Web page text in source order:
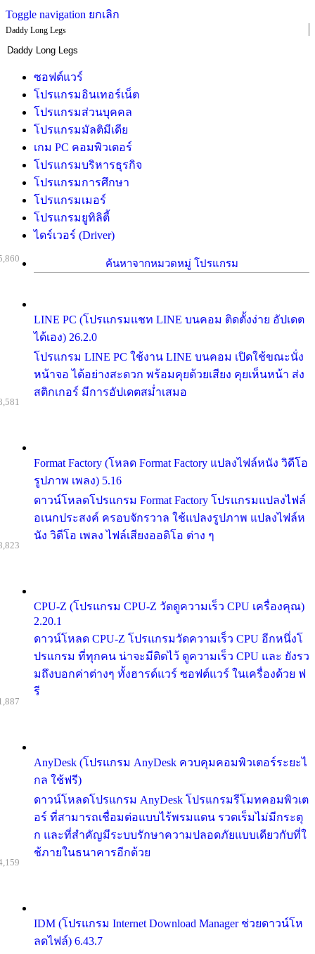
Toggle navigation ยกเลิก
Daddy Long Legs
ซอฟต์แวร์
โปรแกรมอินเทอร์เน็ต
โปรแกรมส่วนบุคคล
โปรแกรมมัลติมีเดีย
เกม PC คอมพิวเตอร์
โปรแกรมบริหารธุรกิจ
โปรแกรมการศึกษา
โปรแกรมเมอร์
โปรแกรมยูทิลิตี้
ไดร์เวอร์ (Driver)
ค้นหาจากหมวดหมู่ โปรแกรม
LINE PC (โปรแกรมแชท LINE บนคอม ติดตั้งง่าย อัปเดต
ได้เอง) 26.2.0
โปรแกรม LINE PC ใช้งาน LINE บนคอม เปิดใช้ขณะนั่ง
หน้าจอ ได้อย่างสะดวก พร้อมคุยด้วยเสียง คุยเห็นหน้า ส่ง
สติกเกอร์ มีการอัปเดตสม่ำเสมอ
Format Factory (โหลด Format Factory แปลงไฟล์หนัง วิดีโอ
รูปภาพ เพลง) 5.16
ดาวน์โหลดโปรแกรม Format Factory โปรแกรมแปลงไฟล์
อเนกประสงค์ ครอบจักรวาล ใช้แปลงรูปภาพ แปลงไฟล์ห
นัง วิดีโอ เพลง ไฟล์เสียงออดิโอ ต่าง ๆ
CPU-Z (โปรแกรม CPU-Z วัดดูความเร็ว CPU เครื่องคุณ)
2.20.1
ดาวน์โหลด CPU-Z โปรแกรมวัดความเร็ว CPU อีกหนึ่งโ
ปรแกรม ที่ทุกคน น่าจะมีติดไว้ ดูความเร็ว CPU และ ยังรว
มถึงบอกค่าต่างๆ ทั้งฮารด์แวร์ ซอฟต์แวร์ ในเครื่องด้วย ฟ
รี
AnyDesk (โปรแกรม AnyDesk ควบคุมคอมพิวเตอร์ระยะไ
กล ใช้ฟรี)
ดาวน์โหลดโปรแกรม AnyDesk โปรแกรมรีโมทคอมพิวเต
อร์ ที่สามารถเชื่อมต่อแบบไร้พรมแดน รวดเร็มไม่มีกระตุ
ก และที่สำคัญมีระบบรักษาความปลอดภัยแบบเดียวกับที่ใ
ช้ภายในธนาคารอีกด้วย
IDM (โปรแกรม Internet Download Manager ช่วยดาวน์โห
ลดไฟล์) 6.43.7